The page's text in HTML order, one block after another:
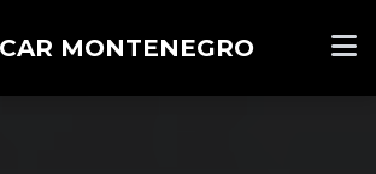
MONTENEGRO